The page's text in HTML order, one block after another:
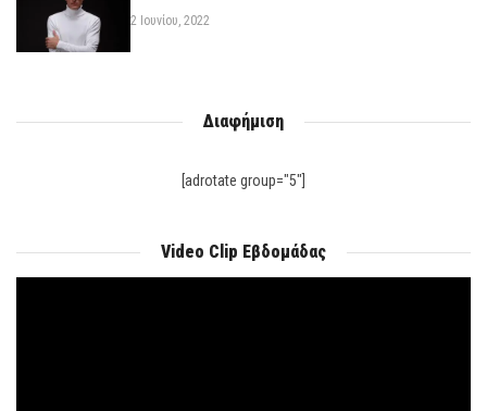
2 Ιουνίου, 2022
Διαφήμιση
[adrotate group="5"]
Video Clip Εβδομάδας